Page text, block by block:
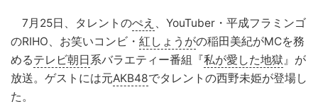
7月25日、タレントのぺえ
、YouTuber・平成フラミンゴ
のRIHO、お笑いコンビ・ 紅しょうがの稲田美紀がMCを務
めるテレビ朝日系バラエティー番組『私が愛した地獄 』が
放送。ゲストには元AKB48でタレントの西野未姫が登場し
た。